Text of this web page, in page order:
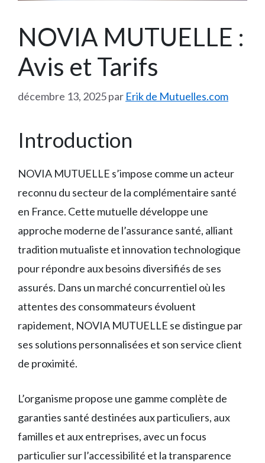
NOVIA MUTUELLE :
Avis et Tarifs
décembre 13, 2025par Erik de Mutuelles.com
Introduction
NOVIA MUTUELLE s’impose comme un acteur
reconnu du secteur de la complémentaire santé
en France. Cette mutuelle développe une
approche moderne de l’assurance santé, alliant
tradition mutualiste et innovation technologique
pour répondre aux besoins diversifiés de ses
assurés. Dans un marché concurrentiel où les
attentes des consommateurs évoluent
rapidement, NOVIA MUTUELLE se distingue par
ses solutions personnalisées et son service client
de proximité.
L’organisme propose une gamme complète de
garanties santé destinées aux particuliers, aux
familles et aux entreprises, avec un focus
particulier sur l’accessibilité et la transparence